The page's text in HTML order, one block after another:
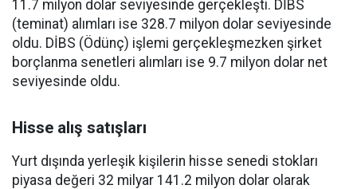
11.7 milyon dolar seviyesinde gerçekleşti. DİBS
(teminat) alımları ise 328.7 milyon dolar seviyesinde
oldu. DİBS (Ödünç) işlemi gerçekleşmezken şirket
borçlanma senetleri alımları ise 9.7 milyon dolar net
seviyesinde oldu.
Hisse alış satışları
Yurt dışında yerleşik kişilerin hisse senedi stokları
piyasa değeri 32 milyar 141.2 milyon dolar olarak